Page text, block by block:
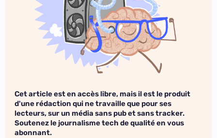
Cet article est en accès libre, mais il est le produit
d'une rédaction qui ne travaille que pour ses
lecteurs, sur un média sans pub et sans tracker.
Soutenez le journalisme tech de qualité en vous
abonnant.